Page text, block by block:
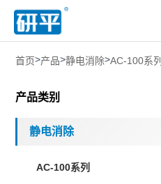
首页>产品>静电消除>AC-100系列
产品类别
静电消除
AC-100系列